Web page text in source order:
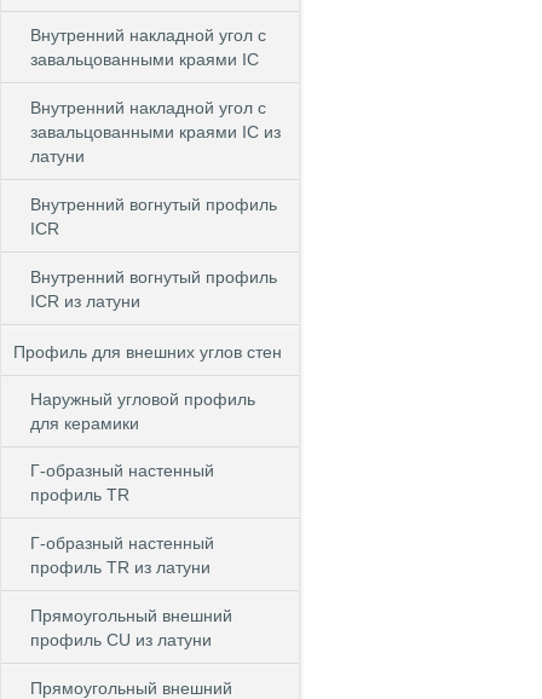
Внутренний накладной угол с
завальцованными краями IC
Внутренний накладной угол с
завальцованными краями IC из
латуни
Внутренний вогнутый профиль
ICR
Внутренний вогнутый профиль
ICR из латуни
Профиль для внешних углов стен
Наружный угловой профиль
для керамики
Г-образный настенный
профиль TR
Г-образный настенный
профиль TR из латуни
Прямоугольный внешний
профиль CU из латуни
Прямоугольный внешний